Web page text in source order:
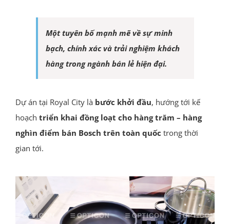
Một tuyên bố mạnh mẽ về sự minh
bạch, chính xác và trải nghiệm khách
hàng trong ngành bán lẻ hiện đại.
Dự án tại Royal City là bước khởi đầu, hướng tới kế
hoạch triển khai đồng loạt cho hàng trăm – hàng
nghìn điểm bán Bosch trên toàn quốc trong thời
gian tới.